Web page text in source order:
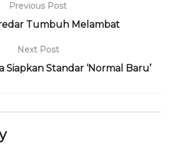
Previous Post
Tumbuh Melambat
Next Post
Siapkan Standar ‘Normal Baru’